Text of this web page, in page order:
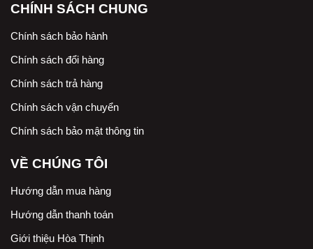
CHÍNH SÁCH CHUNG
Chính sách bảo hành
Chính sách đổi hàng
Chính sách trả hàng
Chính sách vận chuyển
Chính sách bảo mật thông tin
VỀ CHÚNG TÔI
Hướng dẫn mua hàng
Hướng dẫn thanh toán
Giới thiệu Hòa Thịnh